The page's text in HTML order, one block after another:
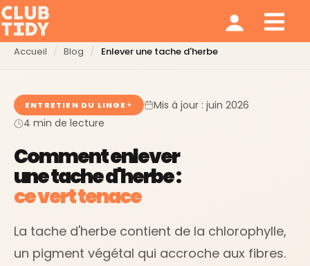
Accueil Blog Enlever une tache d'herbe
ENTRETIEN DU LINGE
Mis à jour : juin 2026
4 min de lecture
Comment enlever
une tache d'herbe :
ce vert tenace
La tache d'herbe contient de la chlorophylle,
un pigment végétal qui accroche aux fibres.